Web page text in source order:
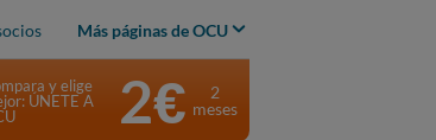
Más páginas de OCU
y elige
ÚNETE A
2€
2
meses